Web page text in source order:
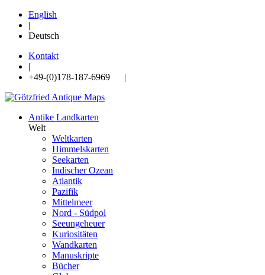
English
|
Deutsch
Kontakt
|
+49-(0)178-187-6969 |
Antike Landkarten
Welt
Weltkarten
Himmelskarten
Seekarten
Indischer Ozean
Atlantik
Pazifik
Mittelmeer
Nord - Südpol
Seeungeheuer
Kuriositäten
Wandkarten
Manuskripte
Bücher